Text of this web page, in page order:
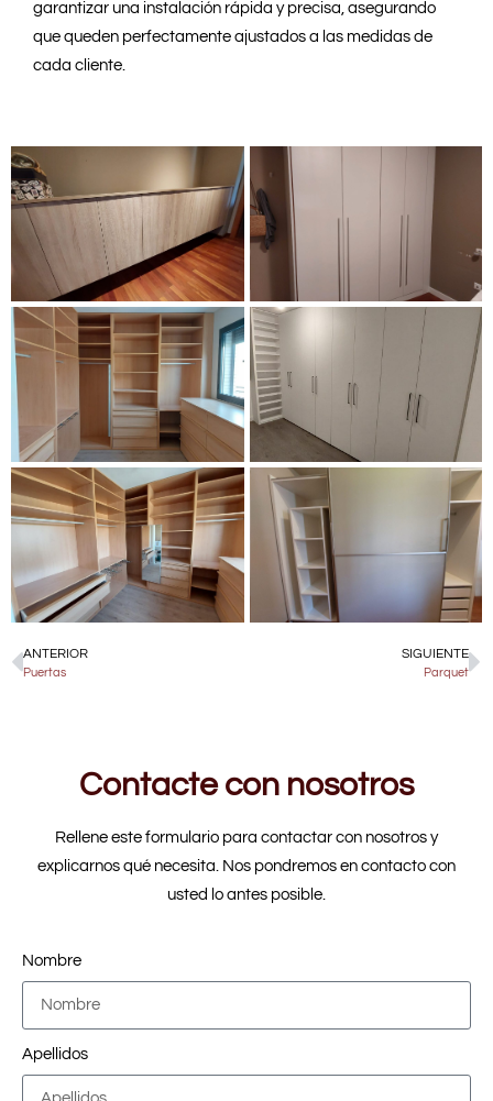
garantizar una instalación rápida y precisa, asegurando
que queden perfectamente ajustados a las medidas de
cada cliente.
ANTERIOR
Puertas
SIGUIENTE
Parquet
Contacte con nosotros
Rellene este formulario para contactar con nosotros y
explicarnos qué necesita. Nos pondremos en contacto con
usted lo antes posible.
Nombre
Apellidos